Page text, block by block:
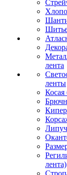
лента
ленты
Косая
лента)